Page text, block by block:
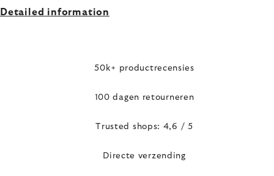
Detailed information
50k+ productrecensies
100 dagen retourneren
Trusted shops: 4,6 / 5
Directe verzending